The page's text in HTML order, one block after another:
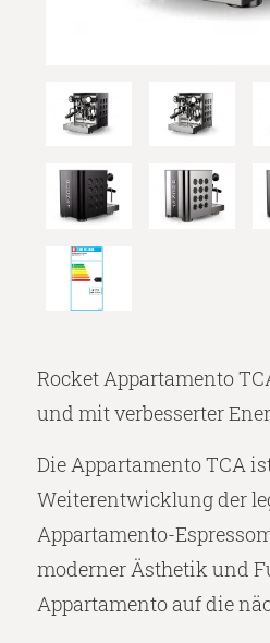
Rocket Appartamento
und mit verbesserter
Die Appartamento TCA
Weiterentwicklung der
Appartamento-
moderner Ästhetik und
Appartamento auf die